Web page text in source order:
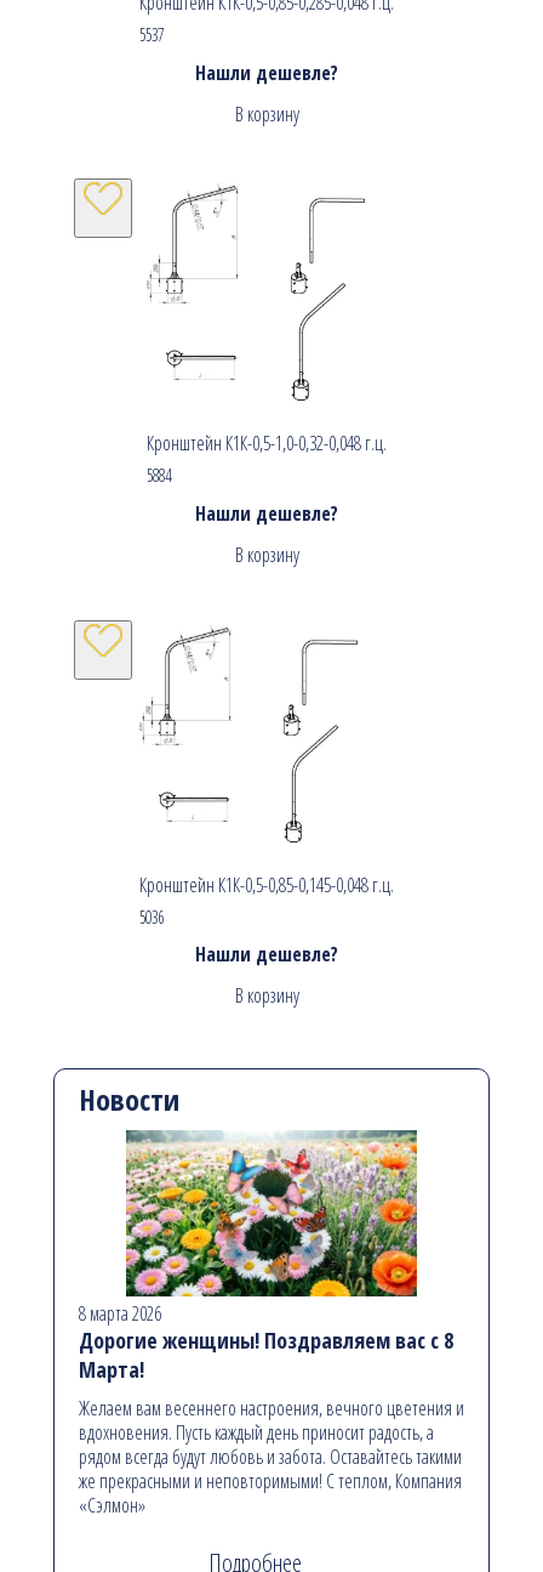
5537
Нашли дешевле?
В корзину
Кронштейн К1К-0,5-1,0-0,32-0,048 г.ц.
5884
Нашли дешевле?
В корзину
Кронштейн К1К-0,5-0,85-0,145-0,048 г.ц.
5036
Нашли дешевле?
В корзину
Новости
8 марта 2026
Дорогие женщины! Поздравляем вас с 8
Марта!
Желаем вам весеннего настроения, вечного цветения и
вдохновения. Пусть каждый день приносит радость, а
рядом всегда будут любовь и забота. Оставайтесь такими
же прекрасными и неповторимыми! С теплом, Компания
«Сэлмон»
Подробнее